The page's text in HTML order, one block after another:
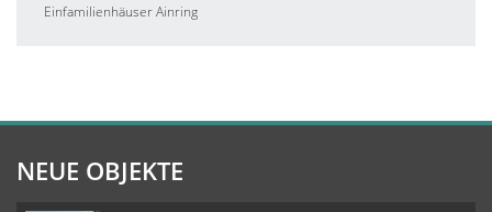
Einfamilienhäuser Ainring
NEUE OBJEKTE